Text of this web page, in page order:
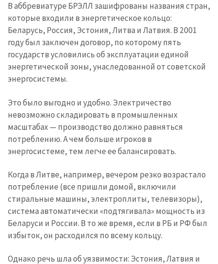
В аббревиатуре БРЭЛЛ зашифрованы названия стран,
которые входили в энергетическое кольцо:
Беларусь, Россия, Эстония, Литва и Латвия. В 2001
году был заключен договор, по которому пять
государств условились об эксплуатации единой
энергетической зоны, унаследованной от советской
энергосистемы.
Это было выгодно и удобно. Электричество
невозможно складировать в промышленных
масштабах — производство должно равняться
потреблению. А чем больше игроков в
энергосистеме, тем легче ее балансировать.
Когда в Литве, например, вечером резко возрастало
потребление (все пришли домой, включили
стиральные машины, электроплиты, телевизоры),
система автоматически «подтягивала» мощность из
Беларуси и России. В то же время, если в РБ и РФ был
избыток, он расходился по всему кольцу.
Однако речь шла об уязвимости: Эстония, Латвия и